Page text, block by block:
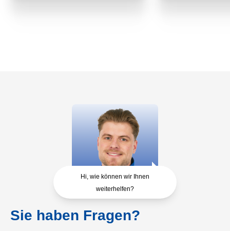
Hi, wie können wir Ihnen
weiterhelfen?
Sie haben Fragen?